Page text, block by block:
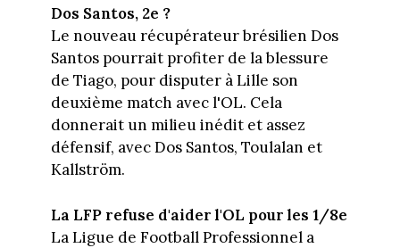
Dos Santos, 2e ?
Le nouveau récupérateur brésilien Dos
Santos pourrait profiter de la blessure
de Tiago, pour disputer à Lille son
deuxième match avec l'OL. Cela
donnerait un milieu inédit et assez
défensif, avec Dos Santos, Toulalan et
Kallström.
La LFP refuse d'aider l'OL pour les 1/8e
La Ligue de Football Professionnel a